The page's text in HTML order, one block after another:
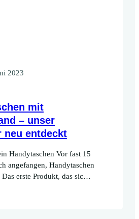
2023
mit
– unser
neu entdeckt
Handytaschen Vor fast 15
angefangen, Handytaschen
erste Produkt, das sich
richtig gut verkauft hat,